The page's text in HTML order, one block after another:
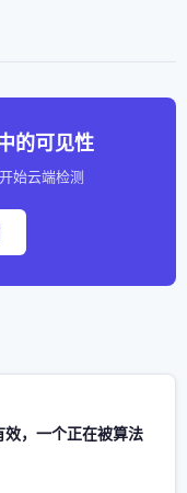
的可见性
始云端检测
，一个正在被算法